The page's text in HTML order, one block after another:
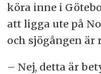
köra inne i
att ligga ute på
och sjögången är
– Nej, detta är